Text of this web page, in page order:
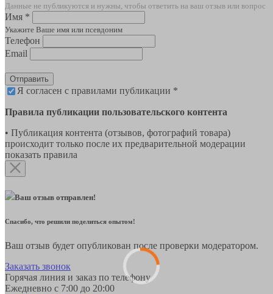
Данные не публикуются и нужны, чтобы ответить на ваш отзыв или вопрос
Имя *
Укажите Ваше имя или псевдоним
Телефон
Email
Отправить
Я согласен с правилами публикации *
Правила публикации пользовательского контента
• Публикация контента (отзывов, фотографий товара)
происходит только после их предварительной модерации
показать правила
Ваш отзыв отправлен!
Спасибо, что решили поделиться опытом!
Ваш отзыв будет опубликован после проверки модератором.
Заказать звонок
Горячая линия и заказ по телефону
Ежедневно с 7:00 до 20:00